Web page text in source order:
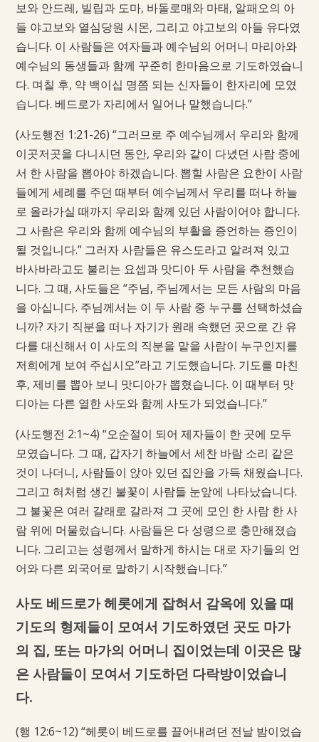
보와 안드레, 빌립과 도마, 바돌로매와 마태, 알패오의 아
들 야고보와 열심당원 시몬, 그리고 야고보의 아들 유다였
습니다. 이 사람들은 여자들과 예수님의 어머니 마리아와
예수님의 동생들과 함께 꾸준히 한마음으로 기도하였습니
다. 며칠 후, 약 백이십 명쯤 되는 신자들이 한자리에 모였
습니다. 베드로가 자리에서 일어나 말했습니다.”
(사도행전 1:21-26) “그러므로 주 예수님께서 우리와 함께
이곳저곳을 다니시던 동안, 우리와 같이 다녔던 사람 중에
서 한 사람을 뽑아야 하겠습니다. 뽑힐 사람은 요한이 사람
들에게 세례를 주던 때부터 예수님께서 우리를 떠나 하늘
로 올라가실 때까지 우리와 함께 있던 사람이어야 합니다.
그 사람은 우리와 함께 예수님의 부활을 증언하는 증인이
될 것입니다.” 그러자 사람들은 유스도라고 알려져 있고
바사바라고도 불리는 요셉과 맛디아 두 사람을 추천했습
니다. 그 때, 사도들은 “주님, 주님께서는 모든 사람의 마음
을 아십니다. 주님께서는 이 두 사람 중 누구를 선택하셨습
니까? 자기 직분을 떠나 자기가 원래 속했던 곳으로 간 유
다를 대신해서 이 사도의 직분을 맡을 사람이 누구인지를
저희에게 보여 주십시오”라고 기도했습니다. 기도를 마친
후, 제비를 뽑아 보니 맛디아가 뽑혔습니다. 이 때부터 맛
디아는 다른 열한 사도와 함께 사도가 되었습니다.”
(사도행전 2:1~4) “오순절이 되어 제자들이 한 곳에 모두
모였습니다. 그 때, 갑자기 하늘에서 세찬 바람 소리 같은
것이 나더니, 사람들이 앉아 있던 집안을 가득 채웠습니다.
그리고 혀처럼 생긴 불꽃이 사람들 눈앞에 나타났습니다.
그 불꽃은 여러 갈래로 갈라져 그 곳에 모인 한 사람 한 사
람 위에 머물렀습니다. 사람들은 다 성령으로 충만해졌습
니다. 그리고는 성령께서 말하게 하시는 대로 자기들의 언
어와 다른 외국어로 말하기 시작했습니다.”
사도 베드로가 헤롯에게 잡혀서 감옥에 있을 때
기도의 형제들이 모여서 기도하였던 곳도 마가
의 집, 또는 마가의 어머니 집이었는데 이곳은 많
은 사람들이 모여서 기도하던 다락방이었습니
다.
(행 12:6~12) “헤롯이 베드로를 끌어내려던 전날 밤이었습